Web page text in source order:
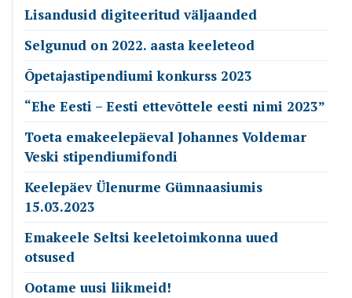
Lisandusid digiteeritud väljaanded
Selgunud on 2022. aasta keeleteod
Õpetajastipendiumi konkurss 2023
“Ehe Eesti – Eesti ettevõttele eesti nimi 2023”
Toeta emakeelepäeval Johannes Voldemar
Veski stipendiumifondi
Keelepäev Ülenurme Gümnaasiumis
15.03.2023
Emakeele Seltsi keeletoimkonna uued
otsused
Ootame uusi liikmeid!